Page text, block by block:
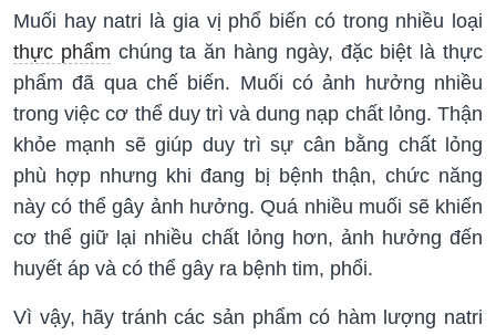
Muối hay natri là gia vị phổ biến có trong nhiều loại
thực phẩm chúng ta ăn hàng ngày, đặc biệt là thực
phẩm đã qua chế biến. Muối có ảnh hưởng nhiều
trong việc cơ thể duy trì và dung nạp chất lỏng. Thận
khỏe mạnh sẽ giúp duy trì sự cân bằng chất lỏng
phù hợp nhưng khi đang bị bệnh thận, chức năng
này có thể gây ảnh hưởng. Quá nhiều muối sẽ khiến
cơ thể giữ lại nhiều chất lỏng hơn, ảnh hưởng đến
huyết áp và có thể gây ra bệnh tim, phổi.
Vì vậy, hãy tránh các sản phẩm có hàm lượng natri